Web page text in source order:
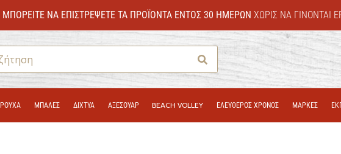
ΜΠΟΡΕΊΤΕ ΝΑ ΕΠΙΣΤΡΈΨΕΤΕ ΤΑ ΠΡΟΪΌΝΤΑ ΕΝΤΌΣ 30 ΗΜΕΡΏΝ ΧΩΡΊΣ ΝΑ ΓΊΝΟΝΤΑΙ
Αναζήτηση
ΡΟΎΧΑ ΜΠΑΛΕΣ ΔΊΧΤΥΑ ΑΞΕΣΟΥΑΡ BEACH VOLLEY ΕΛΕΥΘΕΡΟΣ ΧΡΟΝΟΣ ΜΑΡΚΕΣ